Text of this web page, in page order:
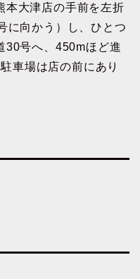
本大津店の手前を左折
に向かう）し、ひとつ
30号へ、450mほど進
車場は店の前にあり